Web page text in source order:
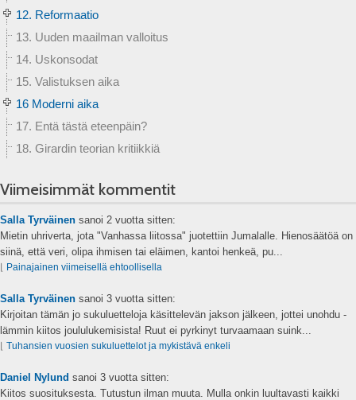
12. Reformaatio
13. Uuden maailman valloitus
14. Uskonsodat
15. Valistuksen aika
16 Moderni aika
17. Entä tästä eteenpäin?
18. Girardin teorian kritiikkiä
Viimeisimmät kommentit
Salla Tyrväinen sanoi 2 vuotta sitten:
Mietin uhriverta, jota "Vanhassa liitossa" juotettiin Jumalalle. Hienosäätöä on
siinä, että veri, olipa ihmisen tai eläimen, kantoi henkeä, pu...
⌊ Painajainen viimeisellä ehtoollisella
Salla Tyrväinen sanoi 3 vuotta sitten:
Kirjoitan tämän jo sukuluetteloja käsittelevän jakson jälkeen, jottei unohdu -
lämmin kiitos joululukemisista! Ruut ei pyrkinyt turvaamaan suink...
⌊ Tuhansien vuosien sukuluettelot ja mykistävä enkeli
Daniel Nylund sanoi 3 vuotta sitten:
Kiitos suosituksesta. Tutustun ilman muuta. Mulla onkin luultavasti kaikki